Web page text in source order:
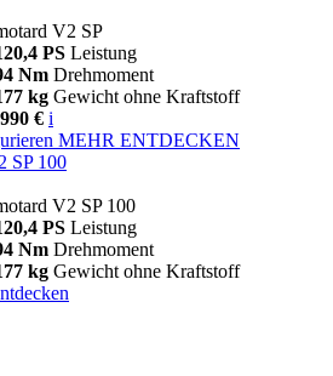
V2 SP
PS Leistung
Nm Drehmoment
kg Gewicht ohne Kraftstoff
€ i
MEHR ENTDECKEN
SP 100
V2 SP 100
PS Leistung
Nm Drehmoment
kg Gewicht ohne Kraftstoff